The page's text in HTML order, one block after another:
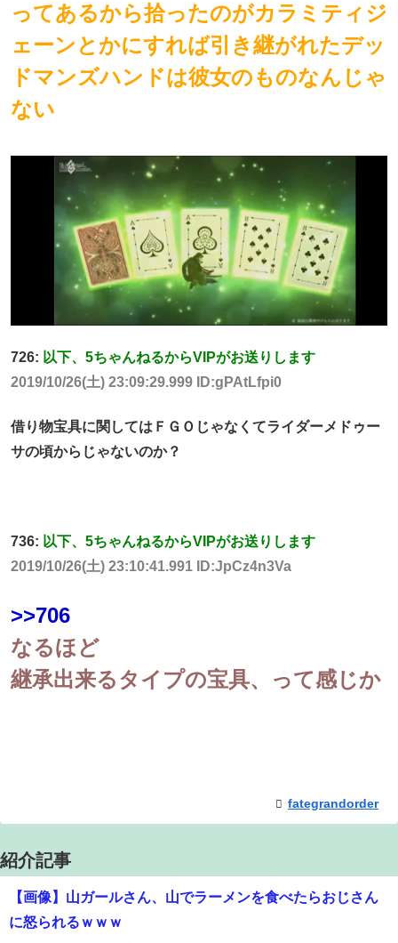
ってあるから拾ったのがカラミティジ
ェーンとかにすれば引き継がれたデッ
ドマンズハンドは彼女のものなんじゃ
ない
726: 以下、5ちゃんねるからVIPがお送りします
2019/10/26(土) 23:09:29.999 ID:gPAtLfpi0
借り物宝具に関してはＦＧＯじゃなくてライダーメドゥー
サの頃からじゃないのか？
736: 以下、5ちゃんねるからVIPがお送りします
2019/10/26(土) 23:10:41.991 ID:JpCz4n3Va
>>706
なるほど
継承出来るタイプの宝具、って感じか
fategrandorder
紹介記事
【画像】山ガールさん、山でラーメンを食べたらおじさん
に怒られるｗｗｗ